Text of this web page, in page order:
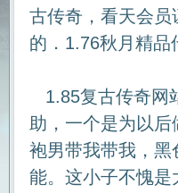
古传奇，看天会
的．1.76秋月精
1.85复古传奇网
助，一个是为以
袍男带我带我，
能。这小子不愧